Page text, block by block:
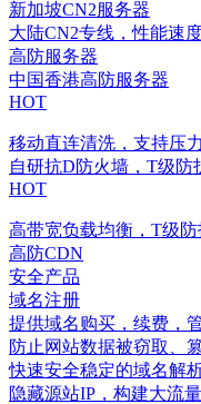
新加坡CN2服务器
大陆CN2专线，性能速
高防服务器
中国香港高防服务器
HOT
移动直连清洗，支持压
自研抗D防火墙，T级防
HOT
高带宽负载均衡，T级防
高防CDN
安全产品
域名注册
提供域名购买，续费，
防止网站数据被窃取、
快速安全稳定的域名解
隐藏源站IP，构建大流